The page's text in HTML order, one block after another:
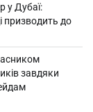
у Дубаї:
призводить до
завдяки